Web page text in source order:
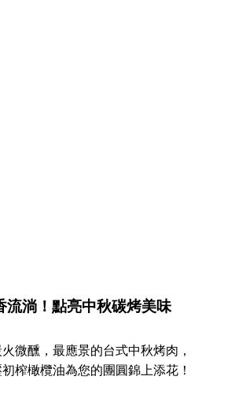
流淌！點亮中秋碳烤美味
微醺，最應景的台式中秋烤肉，
榨橄欖油為您的團圓錦上添花！